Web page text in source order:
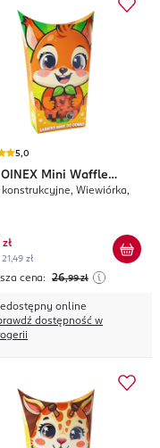
5,0
Mini Waffle
Pets
konstrukcyjne, Wiewiórka,
zł
cena: 26,99 zł
online
dostępność w